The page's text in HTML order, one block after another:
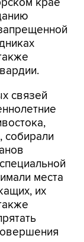
связей
собирали
места
их
на